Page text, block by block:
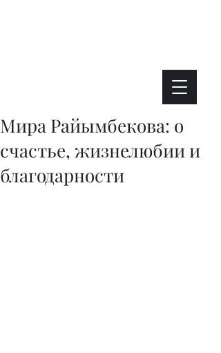
Мира Райымбекова: о
счастье, жизнелюбии и
благодарности